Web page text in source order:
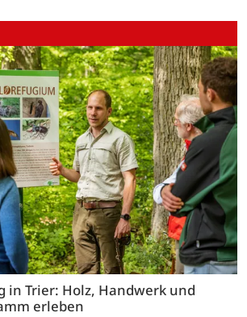
in Trier: Holz, Handwerk und
erleben